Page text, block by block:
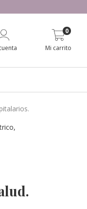
Mi carrito
0